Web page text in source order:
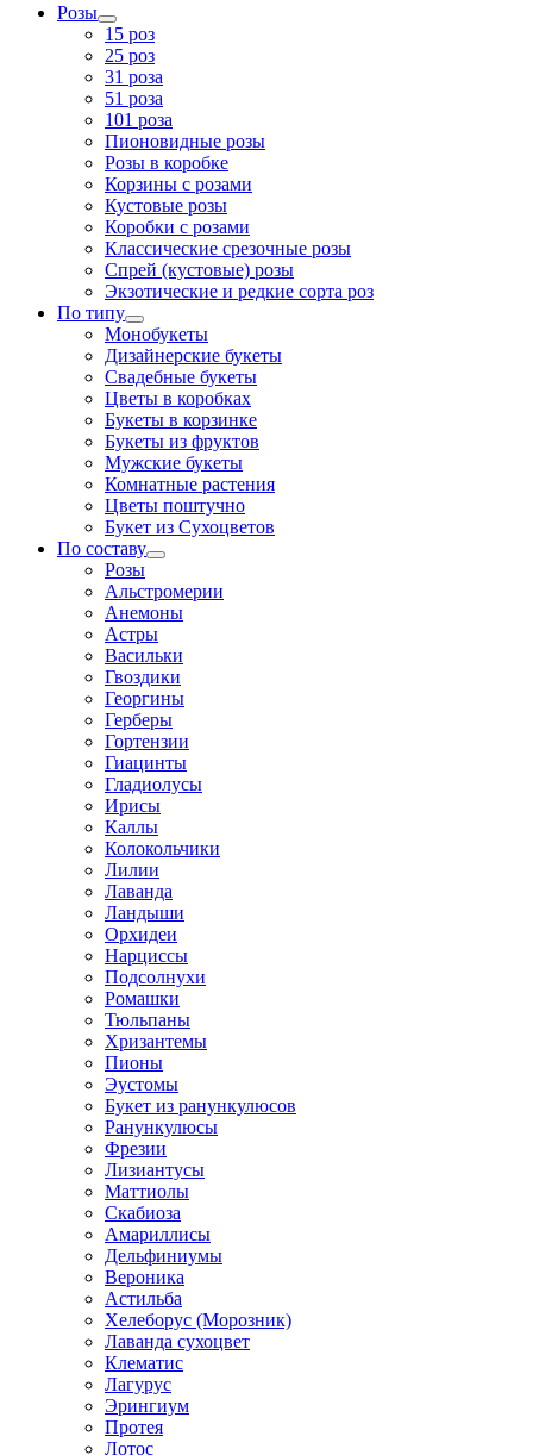
Розы
15 роз
25 роз
31 роза
51 роза
101 роза
Пионовидные розы
Розы в коробке
Корзины с розами
Кустовые розы
Коробки с розами
Классические срезочные розы
Спрей (кустовые) розы
Экзотические и редкие сорта роз
По типу
Монобукеты
Дизайнерские букеты
Свадебные букеты
Цветы в коробках
Букеты в корзинке
Букеты из фруктов
Мужские букеты
Комнатные растения
Цветы поштучно
Букет из Сухоцветов
По составу
Розы
Альстромерии
Анемоны
Астры
Васильки
Гвоздики
Георгины
Герберы
Гортензии
Гиацинты
Гладиолусы
Ирисы
Каллы
Колокольчики
Лилии
Лаванда
Ландыши
Орхидеи
Нарциссы
Подсолнухи
Ромашки
Тюльпаны
Хризантемы
Пионы
Эустомы
Букет из ранункулюсов
Ранункулюсы
Фрезии
Лизиантусы
Маттиолы
Скабиоза
Амариллисы
Дельфиниумы
Вероника
Астильба
Хелеборус (Морозник)
Лаванда сухоцвет
Клематис
Лагурус
Эрингиум
Протея
Лотос